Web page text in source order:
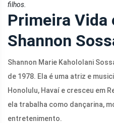
filhos.
Primeira Vida
Shannon
Shannon Marie Kahololani
de 1978. Ela é uma atriz e
Honolulu, Havaí e cresceu em
ela trabalha como dançarina,
entretenimento.